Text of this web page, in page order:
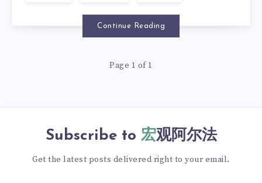
Continue Reading
Page 1 of 1
Subscribe to 宏观阿尔法
Get the latest posts delivered right to your email.